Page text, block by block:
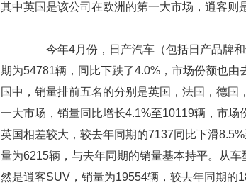
其中英国是该公司在欧洲的第一大市场，逍客则
今年4月份，日产汽车（包括日产品牌和
期为54781辆，同比下跌了4.0%，市场份额也
国中，销量排前五名的分别是英国，法国，德
一大市场，销量同比增长4.1%至10119辆，市
英国相差较大，较去年同期的7137同比下滑
量为6215辆，与去年同期的销量基本持平。从
然是逍客SUV，销量为19554辆，较去年同期的